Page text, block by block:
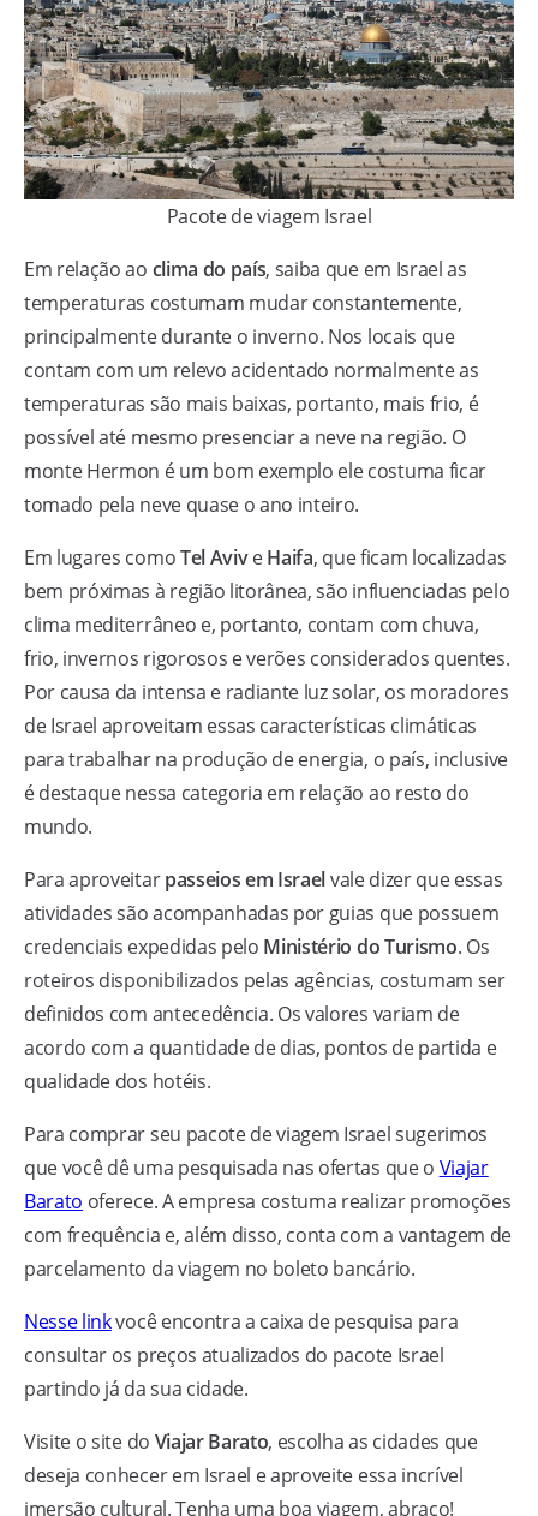
Pacote de viagem Israel
Em relação ao clima do país, saiba que em Israel as
temperaturas costumam mudar constantemente,
principalmente durante o inverno. Nos locais que
contam com um relevo acidentado normalmente as
temperaturas são mais baixas, portanto, mais frio, é
possível até mesmo presenciar a neve na região. O
monte Hermon é um bom exemplo ele costuma ficar
tomado pela neve quase o ano inteiro.
Em lugares comoTel AviveHaifa, que ficam localizadas
bem próximas à região litorânea, são influenciadas pelo
clima mediterrâneo e, portanto, contam com chuva,
frio, invernos rigorosos e verões considerados quentes.
Por causa da intensa e radiante luz solar, os moradores
de Israel aproveitam essas características climáticas
para trabalhar na produção de energia, o país, inclusive
é destaque nessa categoria em relação ao resto do
mundo.
Para aproveitarpasseios em Israelvale dizer que essas
atividades são acompanhadas por guias que possuem
credenciais expedidas pelo Ministério do Turismo. Os
roteiros disponibilizados pelas agências, costumam ser
definidos com antecedência. Os valores variam de
acordo com a quantidade de dias, pontos de partida e
qualidade dos hotéis.
Para comprar seu pacote de viagem Israel sugerimos
que você dê uma pesquisada nas ofertas que o Viajar
Barato oferece. A empresa costuma realizar promoções
com frequência e, além disso, conta com a vantagem de
parcelamento da viagem no boleto bancário.
Nesse linkvocê encontra a caixa de pesquisa para
consultar os preços atualizados do pacote Israel
partindo já da sua cidade.
Visite o site do Viajar Barato, escolha as cidades que
deseja conhecer em Israel e aproveite essa incrível
imersão cultural. Tenha uma boa viagem, abraço!